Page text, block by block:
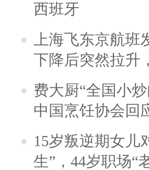
西班牙
上海飞东京航
下降后突然拉升
费大厨“全国小
中国烹饪协会回
15岁叛逆期女儿
生”，44岁职场“